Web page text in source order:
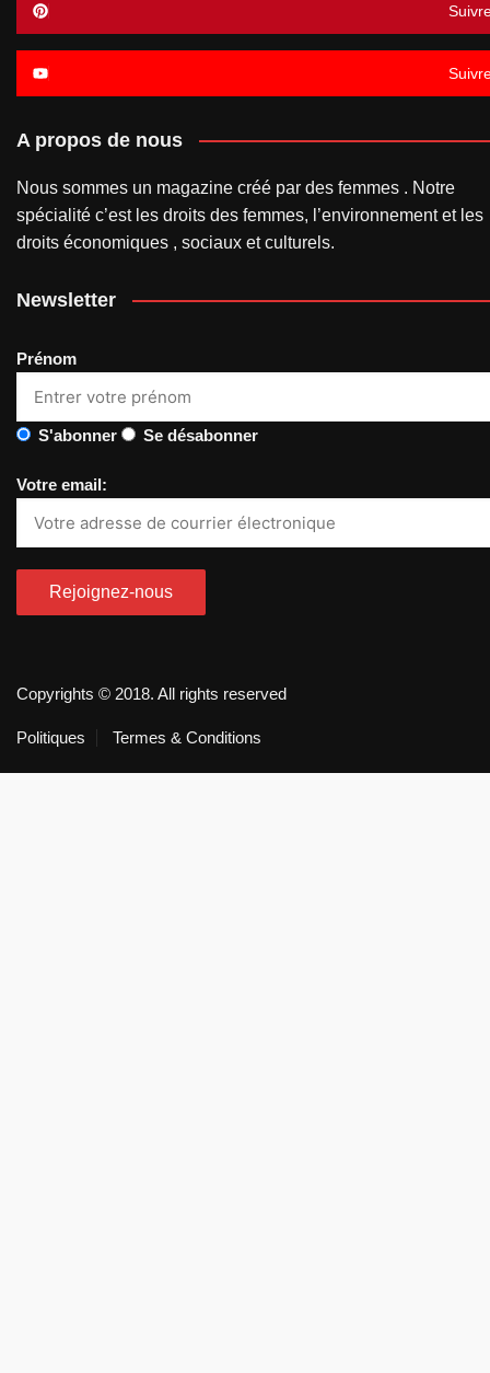
A propos de nous
Nous sommes un magazine créé par des femmes . Notre
spécialité c’est les droits des femmes, l’environnement et les
droits économiques , sociaux et culturels.
Newsletter
Prénom
S'abonner Se désabonner
Votre email:
Copyrights © 2018. All rights reserved
Politiques Termes & Conditions